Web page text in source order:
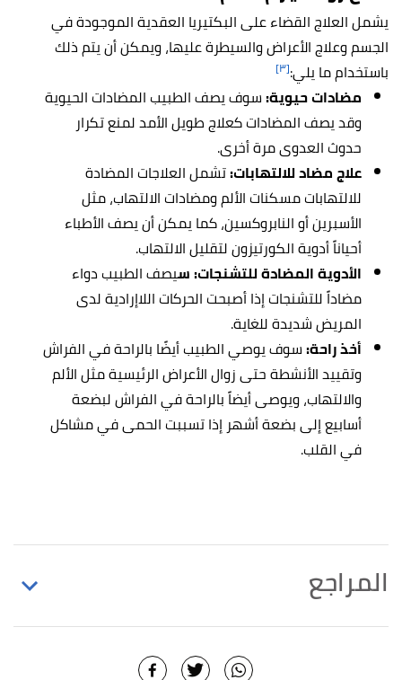
يشمل العلاج القضاء على البكتيريا العقدية الموجودة في
الجسم وعلاج الأعراض والسيطرة عليها، ويمكن أن يتم ذلك
باستخدام ما يلي:[٣]
مضادات حيوية:سوف يصف الطبيب المضادات الحيوية
وقد يصف المضادات كعلاج طويل الأمد لمنع تكرار
حدوث العدوى مرة أخرى.
علاج مضاد للالتهابات:تشمل العلاجات المضادة
للالتهابات مسكنات الألم ومضادات الالتهاب، مثل
الأسبرين أو النابروكسين، كما يمكن أن يصف الأطباء
أحياناً أدوية الكورتيزون لتقليل الالتهاب.
الأدوية المضادة للتشنجات: سيصف الطبيب دواء
مضاداً للتشنجات إذا أصبحت الحركات اللاإرادية لدى
المريض شديدة للغاية.
أخذ راحة:سوف يوصي الطبيب أيضًا بالراحة في الفراش
وتقييد الأنشطة حتى زوال الأعراض الرئيسية مثل الألم
والالتهاب، ويوصى أيضاً بالراحة في الفراش لبضعة
أسابيع إلى بضعة أشهر إذا تسببت الحمى في مشاكل
في القلب.
المراجع
webmd , Retrieved 25/2/2022. Edited.